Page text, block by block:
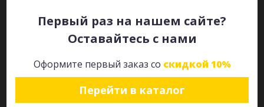
Первый раз на нашем сайте?
Оставайтесь с нами
Оформите первый заказ со скидкой 10%
Перейти в каталог